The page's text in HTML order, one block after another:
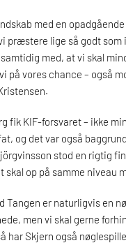
med en
præstere lige så godt som
med, at vi skal
på vores chance – også
fik KIF-forsvaret – ikke
og det var også
stod en rigtig
skal op på samme niveau
Tangen er naturligvis en
men vi skal gerne
har Skjern også